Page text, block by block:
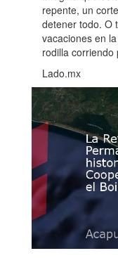
repente, un
detener todo. O
vacaciones en
rodilla corriendo
Lado.mx